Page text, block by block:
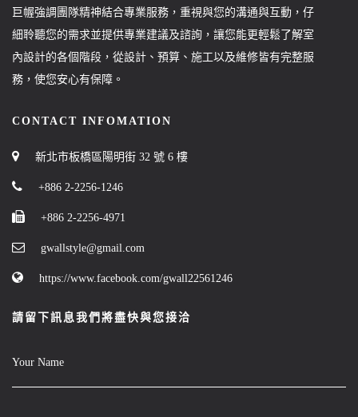
巨幄強調團隊精神結合專業服務，重視與您的溝通與互動，仔
細聆聽您的需求並提供專業建議及諮詢，讓您能更輕鬆了解室
內設計的各個階段，從設計、預算、施工以及維修皆有完整服
務，使您安心有保障。
CONTACT INFOMATION
新北市板橋區陽明街 32 號 6 樓
+886 2-2256-1246
+886 2-2256-4971
gwallstyle@gmail.com
https://www.facebook.com/gwall22561246
請留下訊息我們將盡快與您接洽